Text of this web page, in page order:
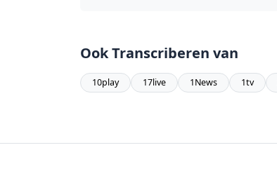
Ook Transcriberen van
10play 17live 1News 1tv